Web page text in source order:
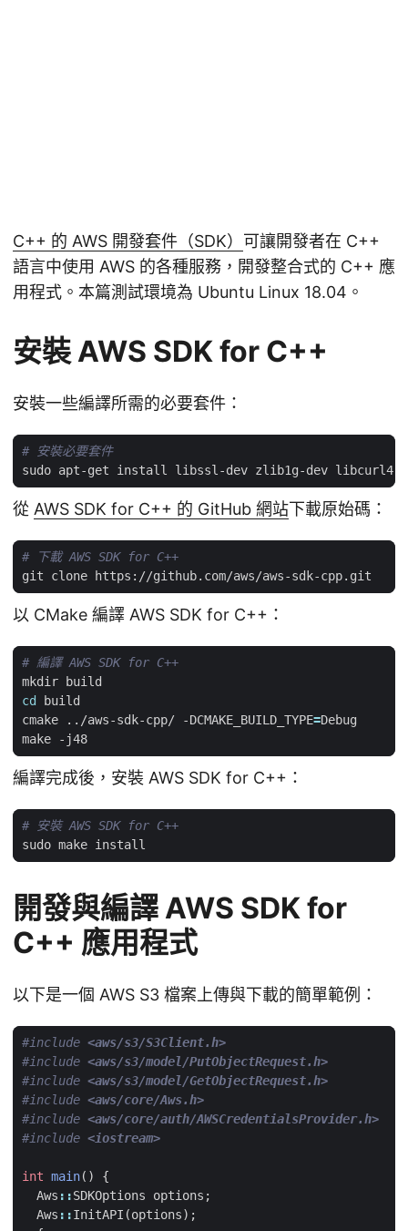
C++ 的 AWS 開發套件（SDK） 可讓開發者在 C++
語言中使用 AWS 的各種服務，開發整合式的 C++ 應
用程式。本篇測試環境為 Ubuntu Linux 18.04。
安裝 AWS SDK for C++
安裝一些編譯所需的必要套件：
# 安裝必要套件
從 AWS SDK for C++ 的 GitHub 網站下載原始碼：
# 下載 AWS SDK for C++
以 CMake 編譯 AWS SDK for C++：
# 編譯 AWS SDK for C++
cd
cmake ../aws-sdk-cpp/ -DCMAKE_BUILD_TYPE=
編譯完成後，安裝 AWS SDK for C++：
# 安裝 AWS SDK for C++
開發與編譯 AWS SDK for
C++ 應用程式
以下是一個 AWS S3 檔案上傳與下載的簡單範例：
#include <aws/s3/S3Client.h>
#include <aws/s3/model/PutObjectRequest.h>
#include <aws/s3/model/GetObjectRequest.h>
#include <aws/core/Aws.h>
#include <aws/core/auth/AWSCredentialsProvider.h>
#include <iostream>
int main()
{
Aws ::SDKOptions options ;
Aws ::InitAPI (options);